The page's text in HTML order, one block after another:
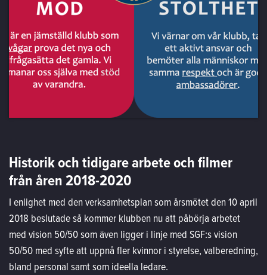
Historik och tidigare arbete och filmer
från åren 2018-2020
I enlighet med den verksamhetsplan som årsmötet den 10 april
2018 beslutade så kommer klubben nu att påbörja arbetet
med vision 50/50 som även ligger i linje med SGF:s vision
50/50 med syfte att uppnå fler kvinnor i styrelse, valberedning,
bland personal samt som ideella ledare.